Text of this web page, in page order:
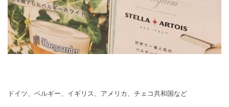
ドイツ、ベルギー、イギリス、アメリカ、チェコ共和国など